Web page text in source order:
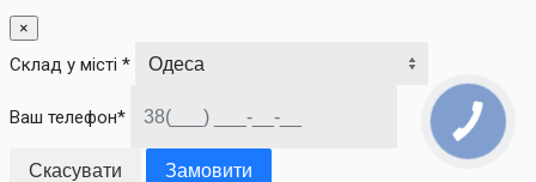
×
Склад у місті *
Ваш телефон*
Скасувати Замовити